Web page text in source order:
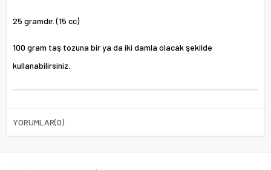
25 gramdır. (15 cc)
100 gram taş tozuna bir ya da iki damla olacak şekilde
kullanabilirsiniz.
YORUMLAR(0)